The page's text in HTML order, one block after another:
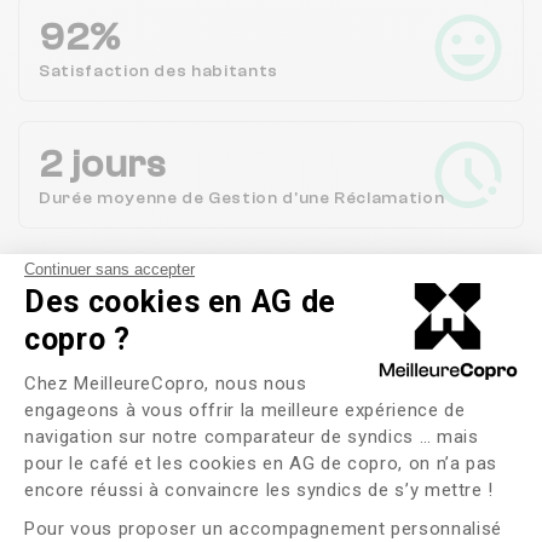
Continuer sans accepter
Des cookies en AG de
copro ?
Plateforme de Gestion du
Chez MeilleureCopro, nous nous
engageons à vous offrir la meilleure expérience de
navigation sur notre comparateur de syndics … mais
pour le café et les cookies en AG de copro, on n’a pas
encore réussi à convaincre les syndics de s’y mettre !
Pour vous proposer un accompagnement personnalisé
Axeptio consent
92%
Satisfaction des habitants
2 jours
Durée moyenne de Gestion d'une Réclamation
Ils vous parlent de leur
syndic sur NANTERRE !
5/5